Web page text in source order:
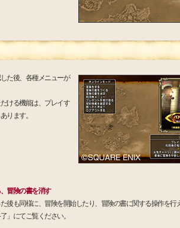
た後、各種メニューが
ける機能は、プレイす
ります。
冒険の書を消す
後も同様に、冒険を開始したり、冒険の書に関する操作を行
」にてご覧ください。